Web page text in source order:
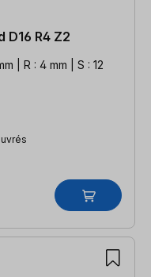
R4 Z2
| R : 4 mm | S : 12